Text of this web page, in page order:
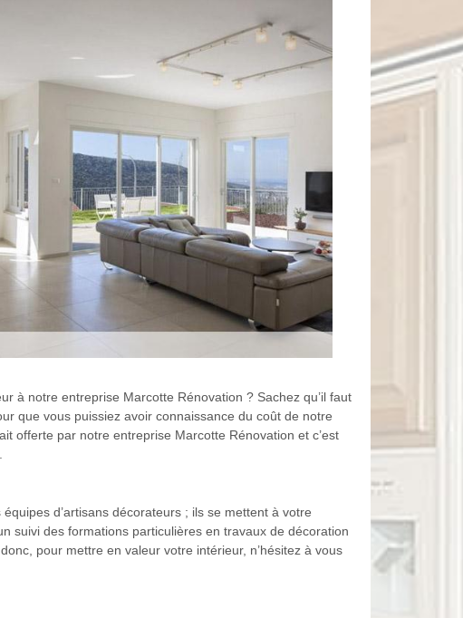
à notre entreprise Marcotte Rénovation ? Sachez qu’il faut
que vous puissiez avoir connaissance du coût de notre
offerte par notre entreprise Marcotte Rénovation et c’est
d’artisans décorateurs ; ils se mettent à votre
suivi des formations particulières en travaux de décoration
pour mettre en valeur votre intérieur, n’hésitez à vous